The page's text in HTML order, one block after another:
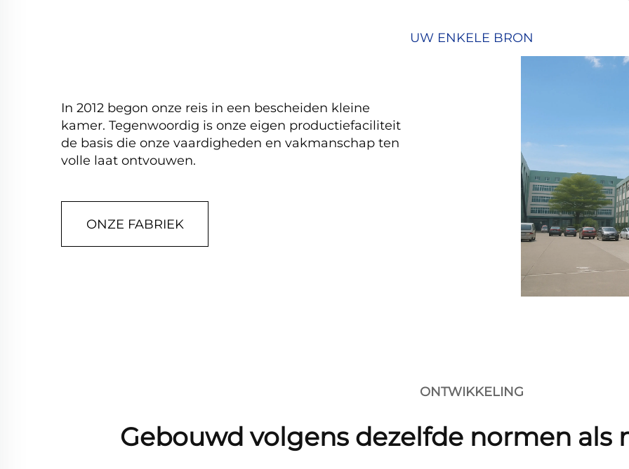
UW ENKELE BRON
In 2012 begon onze reis in een bescheiden kleine
kamer. Tegenwoordig is onze eigen productiefaciliteit
de basis die onze vaardigheden en vakmanschap ten
volle laat ontvouwen.
ONZE FABRIEK
ONTWIKKELING
Gebouwd volgens dezelfde normen als